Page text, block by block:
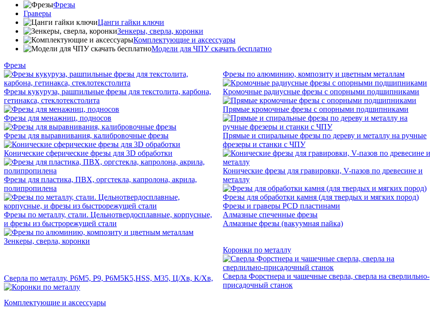
Фрезы
Граверы
Цанги гайки ключи
Зенкеры, сверла, коронки
Комплектующие и аксессуары
Модели для ЧПУ скачать бесплатно
Фрезы
Фрезы кукуруза, рашпильные фрезы для текстолита, карбона,
гетинакса, стеклотекстолита
Фрезы для менажниц, подносов
Фрезы для выравнивания, калибровочные фрезы
Конические сферические фрезы для 3D обработки
Фрезы для пластика, ПВХ, оргстекла, капролона, акрила,
полипропилена
Фрезы по металлу, стали. Цельнотвердосплавные, корпусные,
и фрезы из быстрорежущей стали
Фрезы по алюминию, композиту и цветным металлам
Кромочные радиусные фрезы с опорными подшипниками
Прямые кромочные фрезы с опорными подшипниками
Прямые и спиральные фрезы по дереву и металлу на ручные
фрезеры и станки с ЧПУ
Конические фрезы для гравировки, V-пазов по древесине и
металлу
Фрезы для обработки камня (для твердых и мягких пород)
Фрезы и граверы PCD пластинами
Алмазные спеченные фрезы
Алмазные фрезы (вакуумная пайка)
Зенкеры, сверла, коронки
Сверла по металлу, Р6М5, Р9, Р6М5К5,HSS, M35, Ц/Хв, К/Хв,
Коронки по металлу
Сверла Форстнера и чашечные сверла, сверла на сверлильно-
присадочный станок
Комплектующие и аксессуары